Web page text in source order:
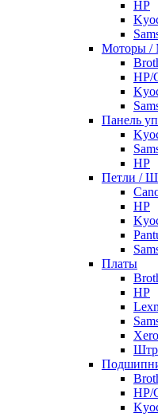
HP
Моторы /
HP/
Панель
НР
Петли /
HP
Платы
HP
HP/